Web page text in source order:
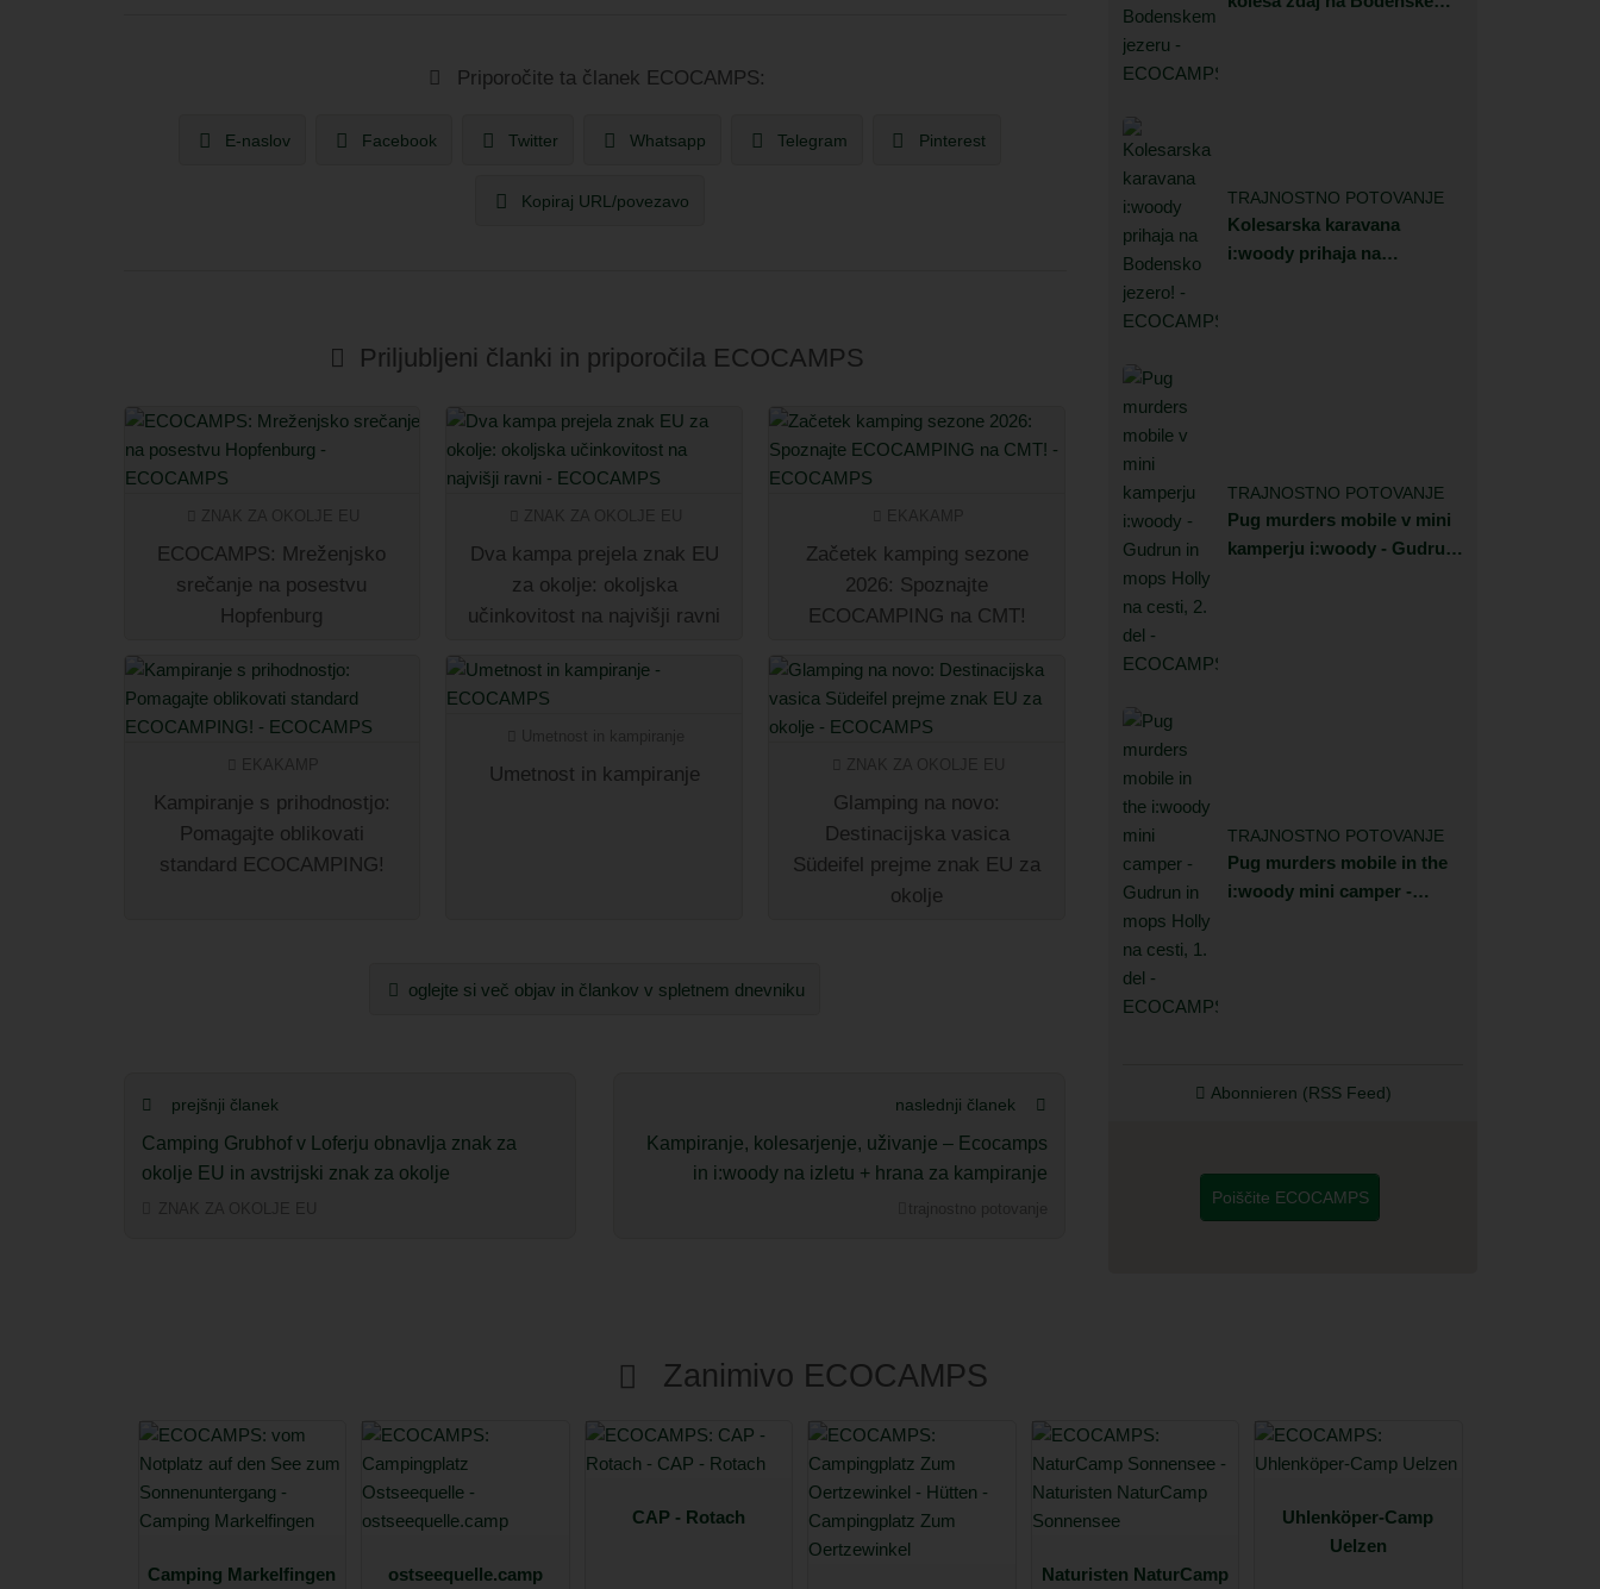
Priporočite ta članek ECOCAMPS:
E-naslov Facebook Twitter Whatsapp Telegram Pinterest
Kopiraj URL/povezavo
Priljubljeni članki in priporočila ECOCAMPS
ECOCAMPS: Mreženjsko
srečanje na posestvu
Hopfenburg
Dva kampa prejela znak EU
za okolje: okoljska
učinkovitost na najvišji ravni
Začetek kamping sezone
2026: Spoznajte
ECOCAMPING na CMT!
Kampiranje s prihodnostjo:
Pomagajte oblikovati
standard ECOCAMPING!
Umetnost in kampiranje
Glamping na novo:
Destinacijska vasica
Südeifel prejme znak EU za
okolje
oglejte si več objav in člankov v spletnem dnevniku
prejšnji članek
Camping Grubhof v Loferju obnavlja znak za
okolje EU in avstrijski znak za okolje
naslednji članek
Kampiranje, kolesarjenje, uživanje – Ecocamps
in i:woody na izletu + hrana za kampiranje
TRAJNOSTNO POTOVANJE
Kolesarska karavana
i:woody prihaja na
TRAJNOSTNO POTOVANJE
Pug murders mobile v mini
kamperju i:woody - Gudrun
TRAJNOSTNO POTOVANJE
Pug murders mobile in the
i:woody mini camper -
Abonnieren (RSS Feed)
Poiščite ECOCAMPS
Zanimivo ECOCAMPS
Camping Markelfingen ostseequelle.camp
CAP - Rotach
Naturisten NaturCamp
Uhlenköper-Camp
Uelzen